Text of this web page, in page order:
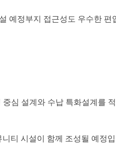
예정부지 접근성도 우수한
심 설계와 수납 특화설계를
티 시설이 함께 조성될 예정